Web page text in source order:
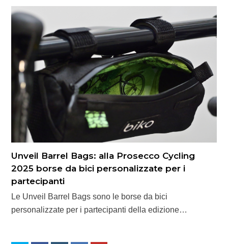
Unveil Barrel Bags: alla Prosecco Cycling
2025 borse da bici personalizzate per i
partecipanti
Le Unveil Barrel Bags sono le borse da bici
personalizzate per i partecipanti della edizione…